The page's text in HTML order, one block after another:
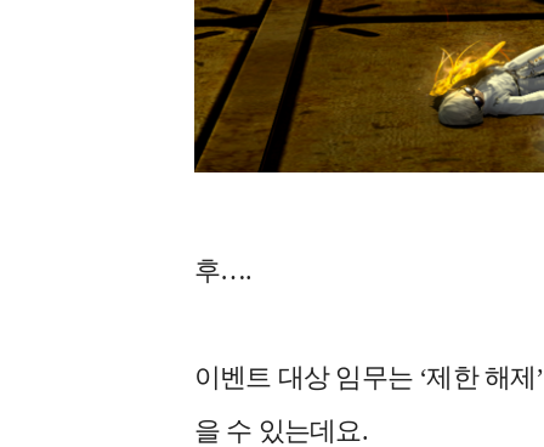
후….
이벤트 대상 임무는 ‘제한 해
을 수 있는데요.